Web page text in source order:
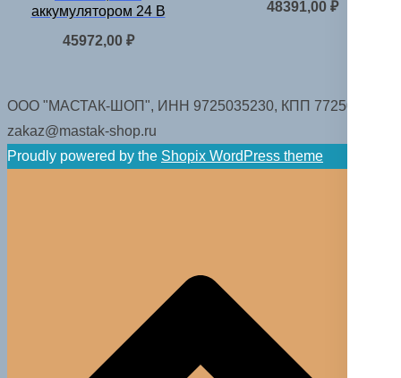
аккумулятором 24 В
45972,00 ₽
48391,00₽
ООО "МАСТАК-ШОП", ИНН 9725035230, КПП 772501001.
zakaz@mastak-shop.ru
Proudly powered by the Shopix WordPress theme